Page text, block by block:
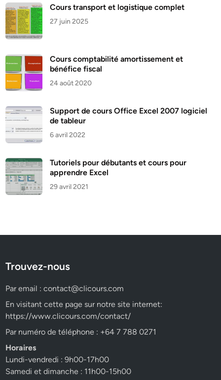
Cours transport et logistique complet
27 juin 2025
Cours comptabilité amortissement et
bénéfice fiscal
24 août 2020
Support de cours Office Excel 2007 logiciel
de tableur
6 avril 2022
Tutoriels pour débutants et cours pour
apprendre Excel
29 avril 2021
Trouvez-nous
Par email :contact@clicours.com
En visitant cette page sur notre site internet:
https://www.clicours.com/contact/
Par numéro de téléphone : +64 7 788 0271
Horaires
Lundi-vendredi : 9h00-17h00
Samedi et dimanche : 11h00-15h00